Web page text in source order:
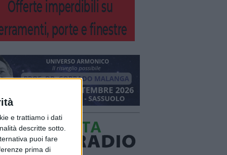
e trattiamo i dati
descritte sotto.
puoi fare
prima di